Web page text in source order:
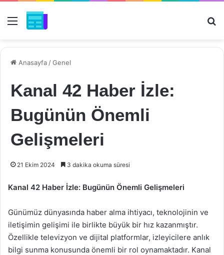
Menü
Anasayfa /Genel
Kanal 42 Haber İzle:
Bugünün Önemli
Gelişmeleri
21 Ekim 2024 3 dakika okuma süresi
Kanal 42 Haber İzle: Bugünün Önemli Gelişmeleri
Günümüz dünyasında haber alma ihtiyacı, teknolojinin ve
iletişimin gelişimi ile birlikte büyük bir hız kazanmıştır.
Özellikle televizyon ve dijital platformlar, izleyicilere anlık
bilgi sunma konusunda önemli bir rol oynamaktadır. Kanal